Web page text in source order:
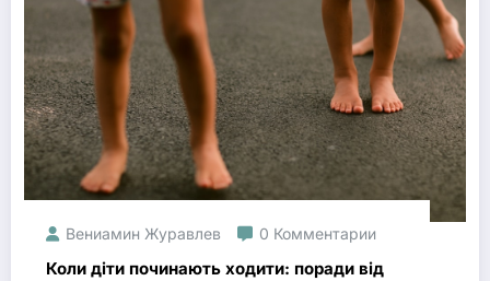
Вениамин Журавлев 0 Комментарии
Коли діти починають ходити: поради від